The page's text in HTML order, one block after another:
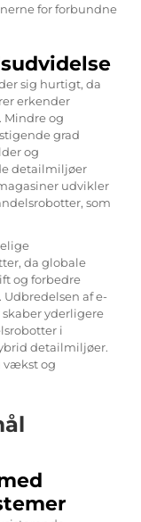
for forbundne
sig hurtigt, da
erkender
Mindre og
grad
og
detailmiljøer
udvikler
som
da globale
og forbedre
af e-
yderligere
i
detailmiljøer.
vækst og